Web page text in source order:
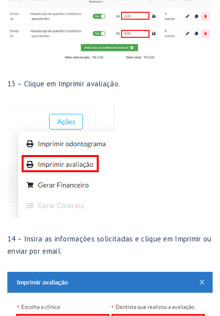
13 – Clique em Imprimir avaliação.
14 – Insira as informações solicitadas e clique em Imprimir ou
enviar por email.